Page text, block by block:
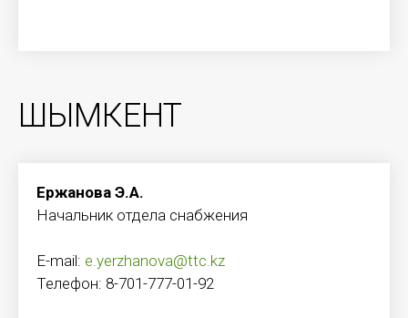
ШЫМКЕНТ
Ержанова Э.А.
Начальник отдела снабжения
E-mail: e.yerzhanova@ttc.kz
Телефон: 8-701-777-01-92